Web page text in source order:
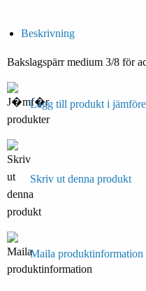
Beskrivning
Bakslagspärr medium 3/8 för
Lägg till produkt i
Skriv ut denna produkt
Maila produktinformation